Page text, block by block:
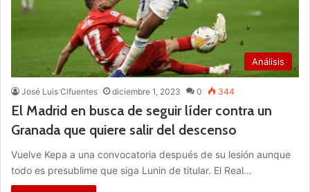
Análisis
José Luis Cifuentes diciembre 1, 2023 0 344
El Madrid en busca de seguir líder contra un
Granada que quiere salir del descenso
Vuelve Kepa a una convocatoria después de su lesión aunque
todo es presublime que siga Lunin de titular. El Real…